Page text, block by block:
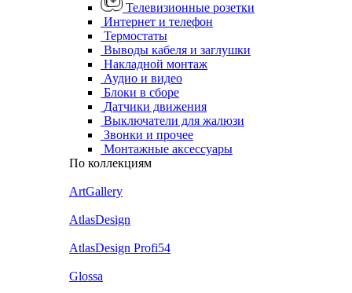
Телевизионные розетки
Интернет и телефон
Термостаты
Выводы кабеля и заглушки
Накладной монтаж
Аудио и видео
Блоки в сборе
Датчики движения
Выключатели для жалюзи
Звонки и прочее
Монтажные аксессуары
По коллекциям
ArtGallery
AtlasDesign
AtlasDesign Profi54
Glossa